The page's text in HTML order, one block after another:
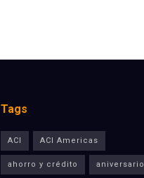
Tags
ACI ACI Americas
ahorro y crédito aniversario